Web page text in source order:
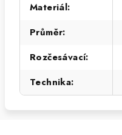
Materiál:
Průměr:
Rozčesávací:
Technika: